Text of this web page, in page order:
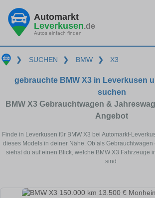
Automarkt
Leverkusen.de
Autos einfach finden
❯ SUCHEN ❯ BMW ❯ X3
gebrauchte BMW X3 in Leverkusen
suchen
BMW X3 Gebrauchtwagen &
Angebot
Finde in Leverkusen für BMW X3 bei Automarkt-
dieses Models in deiner Nähe. Ob als
siehst du auf einen Blick, welche BMW X3 Fahrzeuge
sind.